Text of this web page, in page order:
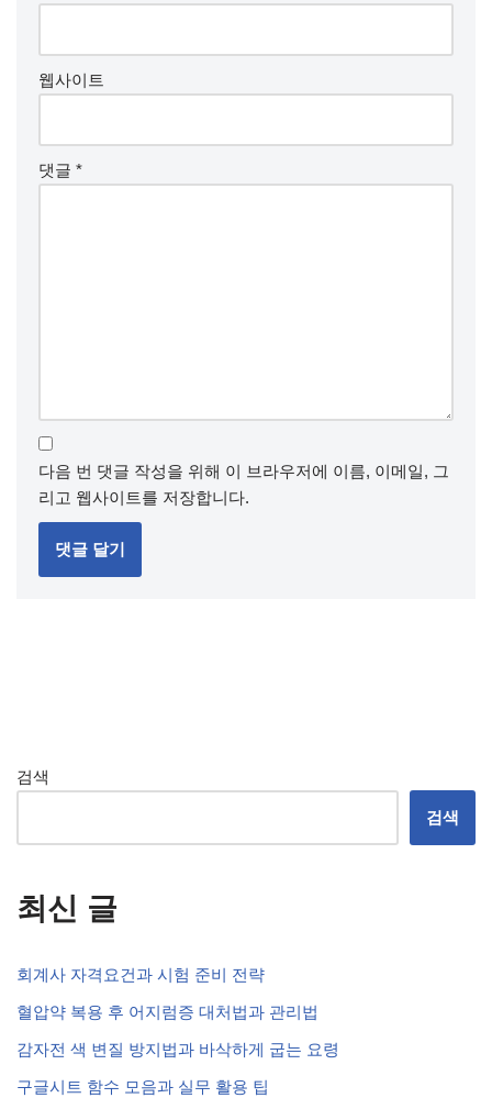
웹사이트
댓글 *
다음 번 댓글 작성을 위해 이 브라우저에 이름, 이메일, 그
리고 웹사이트를 저장합니다.
검색
검색
최신 글
회계사 자격요건과 시험 준비 전략
혈압약 복용 후 어지럼증 대처법과 관리법
감자전 색 변질 방지법과 바삭하게 굽는 요령
구글시트 함수 모음과 실무 활용 팁